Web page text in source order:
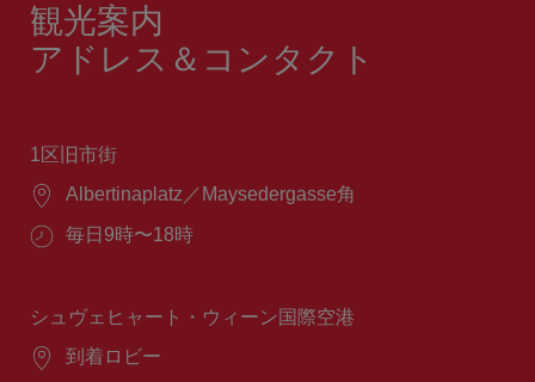
観光案内
アドレス＆コンタクト
1区旧市街
場
Albertinaplatz／Maysedergasse角
営
間：
毎日9時〜18時
シュヴェヒャート・ウィーン国際空港
場
到着ロビー